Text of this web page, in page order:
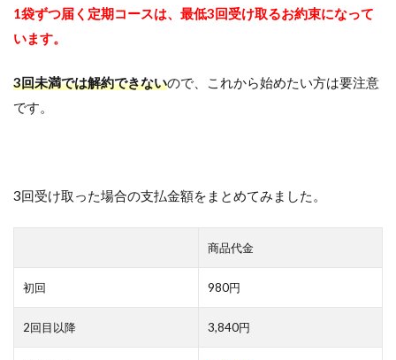
1袋ずつ届く定期コースは、最低3回受け取るお約束になって
います。
3回未満では解約できないので、これから始めたい方は要注意
です。
3回受け取った場合の支払金額をまとめてみました。
商品代金
初回 980円
2回目以降 3,840円